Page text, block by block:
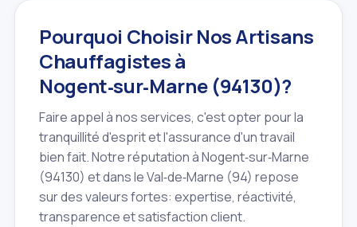
Pourquoi Choisir Nos Artisans
Chauffagistes à
Nogent‑sur‑Marne (94130)?
Faire appel à nos services, c'est opter pour la
tranquillité d'esprit et l'assurance d'un travail
bien fait. Notre réputation à Nogent‑sur‑Marne
(94130) et dans le Val‑de‑Marne (94) repose
sur des valeurs fortes: expertise, réactivité,
transparence et satisfaction client.